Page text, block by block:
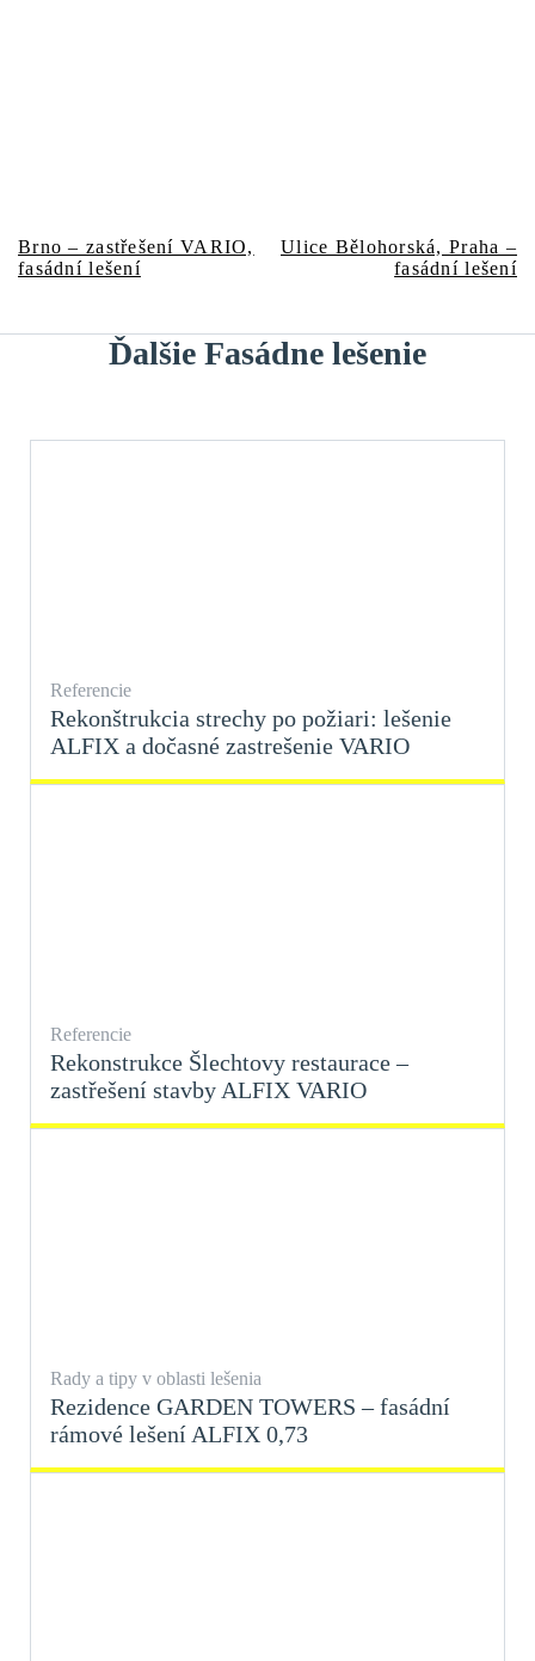
Navigácia
článku
Predchádzajúci
článok:
Brno – zastřešení VARIO,
fasádní lešení
Nasledujúci
Ulice Bělohorská, Praha –
fasádní lešení
Ďalšie Fasádne lešenie
Referencie
Rekonštrukcia strechy po požiari: lešenie
ALFIX a dočasné zastrešenie VARIO
Referencie
Rekonstrukce Šlechtovy restaurace –
zastřešení stavby ALFIX VARIO
Rady a tipy v oblasti lešenia
Rezidence GARDEN TOWERS – fasádní
rámové lešení ALFIX 0,73